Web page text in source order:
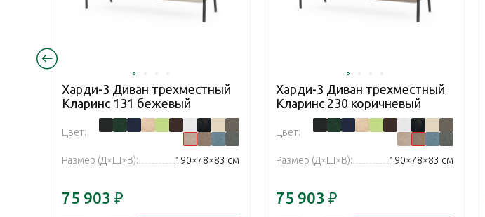
Харди-3 Диван трехместный
Кларинс 131 бежевый
Цвет:
Размер (Д×Ш×В): 190×78×83 см
75 903 ₽
Харди-3 Диван трехместный
Кларинс 230 коричневый
Цвет:
Размер (Д×Ш×В): 190×78×83 см
75 903 ₽